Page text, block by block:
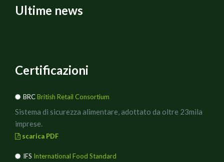
Vino Rosato Alternativa
PREPARAZIONE
carote, metterlo a rosolare in olio d`oliva extravergine,
il sugo
del pomodoro, unirle e fare insaporire il tutto.
In una padella antiaderente, rosolare il prosciutto cotto a
fiamma bassa, dopo averlo taglgiato a piccoli cubetti,
unirlo al sugo di pomodoro ed olive.
Ultime news
Certificazioni
BRCBritish Retail Consortium
Sistema di sicurezza alimentare, adottato da oltre 23mila
imprese.
scarica PDF
IFS International Food Standard